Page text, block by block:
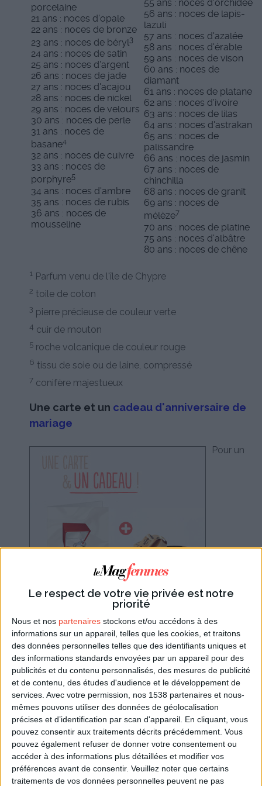
Le respect de votre vie privée est notre
priorité
Nous et nos partenaires stockons et/ou accédons à des
informations sur un appareil, telles que les cookies, et traitons
des données personnelles telles que des identifiants uniques et
des informations standards envoyées par un appareil pour des
publicités et du contenu personnalisés, des mesures de publicité
et de contenu, des études d'audience et le développement de
services. Avec votre permission, nos 1538 partenaires et nous-
mêmes pouvons utiliser des données de géolocalisation
précises et d’identification par scan d'appareil. En cliquant, vous
pouvez consentir aux traitements décrits précédemment. Vous
pouvez également refuser de donner votre consentement ou
accéder à des informations plus détaillées et modifier vos
préférences avant de consentir. Veuillez noter que certains
traitements de vos données personnelles peuvent ne pas
porcelaine
21 ans : noces d'opale
22 ans : noces de bronze
23 ans : noces de béryl3
24 ans : noces de satin
25 ans : noces d'argent
26 ans : noces de jade
27 ans : noces d'acajou
28 ans : noces de nickel
29 ans : noces de velours
30 ans : noces de perle
31 ans : noces de
basane4
32 ans : noces de cuivre
33 ans : noces de
porphyre5
34 ans : noces d'ambre
35 ans : noces de rubis
36 ans : noces de
mousseline
55 ans : noces d'orchidée
56 ans : noces de lapis-
lazuli
57 ans : noces d'azalée
58 ans : noces d'érable
59 ans : noces de vison
60 ans : noces de
diamant
61 ans : noces de platane
62 ans : noces d'ivoire
63 ans : noces de lilas
64 ans : noces d'astrakan
65 ans : noces de
palissandre
66 ans : noces de jasmin
67 ans : noces de
chinchilla
68 ans : noces de granit
69 ans : noces de
mélèze7
70 ans : noces de platine
75 ans : noces d'albâtre
80 ans : noces de chêne
1 Parfum venu de l'île de Chypre
2 toile de coton
3 pierre précieuse de couleur verte
4 cuir de mouton
5 roche volcanique de couleur rouge
6 tissu de soie ou de laine, compressé
7 conifère majestueux
Une carte et un cadeau d'anniversaire de
mariage
Pour un
évènement aussi emblématique qu'un anniversaire
de mariage, fendez-vous d'une bellecarte papier
anniversaire de mariageet ajoutez-y un
cadeauromantique.
Pour trouver tout à la fois un cadeau d'anniversaire
de mariage chic et une belle carte parmi des
centaines de modèles, faites appel aux services de
Dromadaire.com. C'est pour vous l'assurance de
faire plaisir avec des produits de très grande qualité,
fabriqués et conditionnés en France, livrés dans un